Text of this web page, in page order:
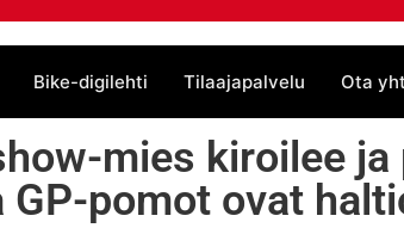
Bike-digilehti Tilaajapalvelu Ota
mies kiroilee ja
pomot ovat